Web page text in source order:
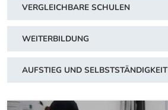
VERGLEICHBARE SCHULEN
WEITERBILDUNG
AUFSTIEG UND SELBSTSTÄNDIGKEIT